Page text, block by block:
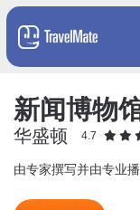
新闻博物
华盛顿 4.7
由专家撰写并由专业